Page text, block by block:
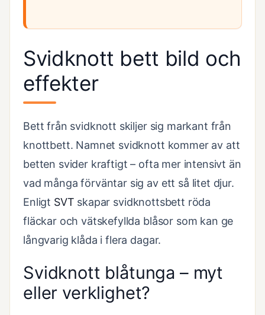
Svidknott bett bild och
effekter
Bett från svidknott skiljer sig markant från
knottbett. Namnet svidknott kommer av att
betten svider kraftigt – ofta mer intensivt än
vad många förväntar sig av ett så litet djur.
Enligt SVT skapar svidknottsbett röda
fläckar och vätskefyllda blåsor som kan ge
långvarig klåda i flera dagar.
Svidknott blåtunga – myt
eller verklighet?